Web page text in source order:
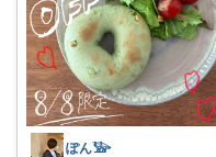
ぽん𓅺